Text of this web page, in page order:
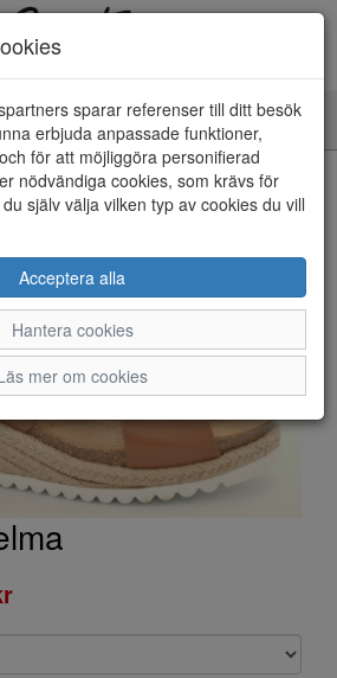
sparar referenser till ditt besök
erbjuda anpassade funktioner,
för att möjliggöra personifierad
nödvändiga cookies, som krävs för
själv välja vilken typ av cookies du vill
Acceptera alla
Hantera cookies
mer om cookies